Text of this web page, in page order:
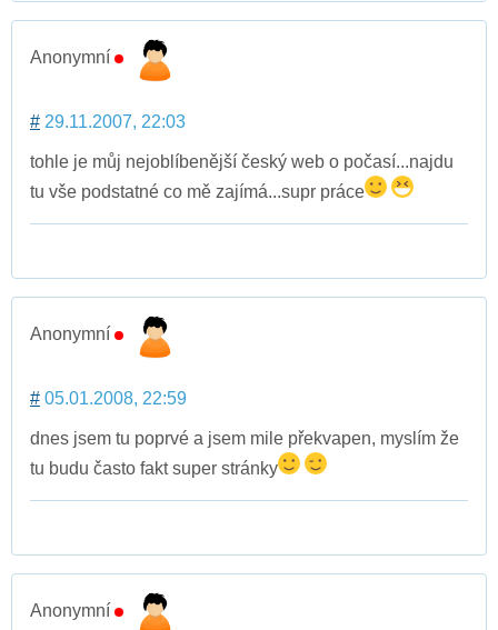
Anonymní
# 29.11.2007, 22:03
tohle je můj nejoblíbenější český web o počasí...najdu
tu vše podstatné co mě zajímá...supr práce
Anonymní
# 05.01.2008, 22:59
dnes jsem tu poprvé a jsem mile překvapen, myslím že
tu budu často fakt super stránky
Anonymní